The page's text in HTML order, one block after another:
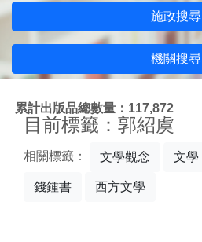
施政搜尋
機關搜尋
累計出版品總數量：117,872
目前標籤：郭紹虞
相關標籤： 文學觀念 文學
錢鍾書 西方文學